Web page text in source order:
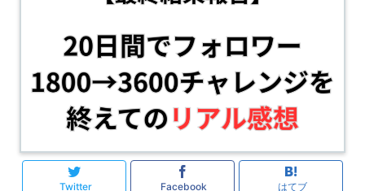
Twitter Facebook はてブ